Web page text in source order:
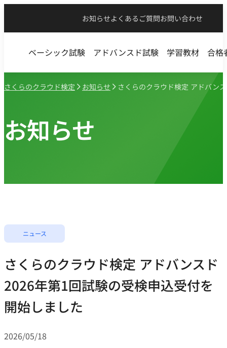
お知らせよくあるご質問お問い合わせ
ベーシック試験 アドバンスド試験 学習教材 合格
さくらのクラウド検定 お知らせ さくらのクラウド検定 アドバン
お知らせ
ニュース
さくらのクラウド検定 アドバンスド
2026年第1回試験の受検申込受付を
開始しました
2026/05/18